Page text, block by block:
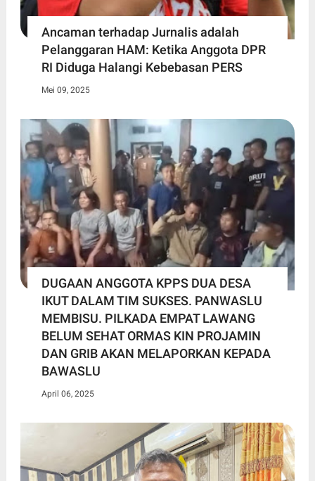
Ancaman terhadap Jurnalis adalah
Pelanggaran HAM: Ketika Anggota DPR
RI Diduga Halangi Kebebasan PERS
Mei 09, 2025
DUGAAN ANGGOTA KPPS DUA DESA
IKUT DALAM TIM SUKSES. PANWASLU
MEMBISU. PILKADA EMPAT LAWANG
BELUM SEHAT ORMAS KIN PROJAMIN
DAN GRIB AKAN MELAPORKAN KEPADA
BAWASLU
April 06, 2025